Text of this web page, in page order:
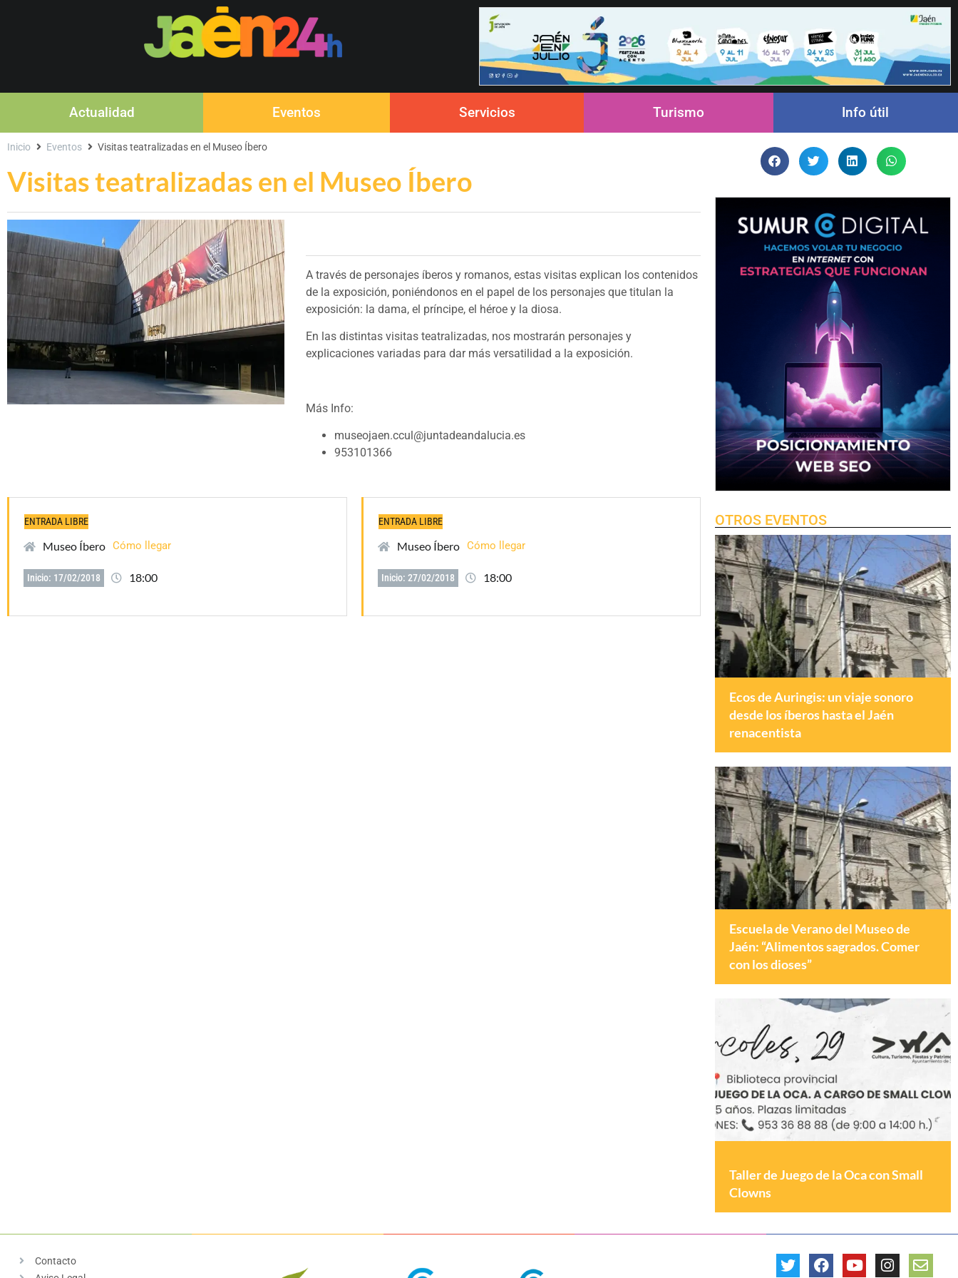
Actualidad Eventos Servicios Turismo Info útil
Visitas teatralizadas en el Museo Íbero
Inicio Eventos Visitas teatralizadas en el Museo Íbero
A través de personajes íberos y romanos, estas visitas explican los contenidos
de la exposición, poniéndonos en el papel de los personajes que titulan la
exposición: la dama, el príncipe, el héroe y la diosa.
En las distintas visitas teatralizadas, nos mostrarán personajes y
explicaciones variadas para dar más versatilidad a la exposición.
Más Info:
museojaen.ccul@juntadeandalucia.es
953101366
ENTRADA LIBRE
Museo Íbero Cómo llegar
Inicio: 17/02/2018 18:00
ENTRADA LIBRE
Museo Íbero Cómo llegar
Inicio: 27/02/2018 18:00
OTROS EVENTOS
Ecos de Auringis: un viaje sonoro
desde los íberos hasta el Jaén
renacentista
Escuela de Verano del Museo de
Jaén: “Alimentos sagrados. Comer
con los dioses”
Taller de Juego de la Oca con Small
Clowns
Contacto